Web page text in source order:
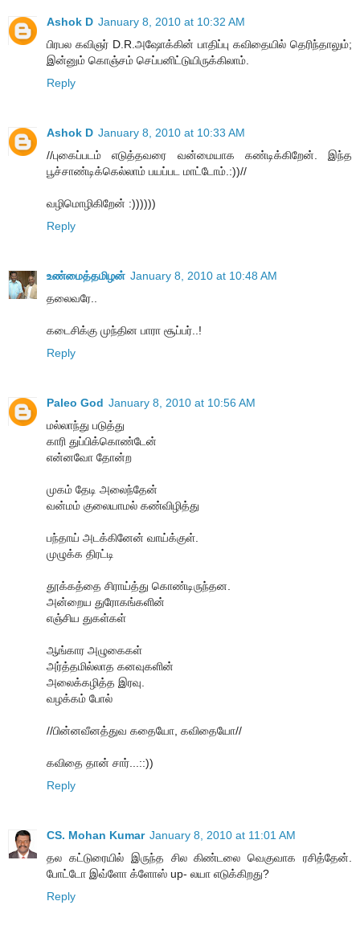
Ashok D January 8, 2010 at 10:32 AM
பிரபல கவிஞர் D.R.அஷோக்கின் பாதிப்பு கவிதையில் தெரிந்தாலும்;
இன்னும் கொஞ்சம் செப்பனிட்டுயிருக்கிலாம்.
Reply
Ashok D January 8, 2010 at 10:33 AM
//புகைப்படம் எடுத்தவரை வன்மையாக கண்டிக்கிறேன். இந்த
பூச்சாண்டிக்கெல்லாம் பயப்பட மாட்டோம்.:))//
வழிமொழிகிறேன் :))))))
Reply
உண்மைத்தமிழன் January 8, 2010 at 10:48 AM
தலைவரே..
கடைசிக்கு முந்தின பாரா சூப்பர்..!
Reply
Paleo God January 8, 2010 at 10:56 AM
மல்லாந்து படுத்து
காரி துப்பிக்கொண்டேன்
என்னவோ தோன்ற
முகம் தேடி அலைந்தேன்
வன்மம் குலையாமல் கண்விழித்து
பந்தாய் அடக்கினேன் வாய்க்குள்.
முழுக்க திரட்டி
தூக்கத்தை சிராய்த்து கொண்டிருந்தன.
அன்றைய துரோகங்களின்
எஞ்சிய துகள்கள்
ஆங்கார அழுகைகள்
அர்த்தமில்லாத கனவுகளின்
அலைக்கழித்த இரவு.
வழக்கம் போல்
//பின்னவீனத்துவ கதையோ, கவிதையோ//
கவிதை தான் சார்...::))
Reply
CS. Mohan Kumar January 8, 2010 at 11:01 AM
தல கட்டுரையில் இருந்த சில கிண்டலை வெகுவாக ரசித்தேன்.
போட்டோ இவ்ளோ க்ளோஸ் up- லயா எடுக்கிறது?
Reply